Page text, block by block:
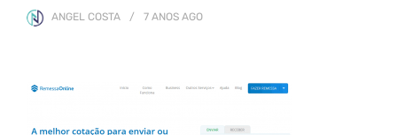
ANGEL COSTA 7 ANOS AGO